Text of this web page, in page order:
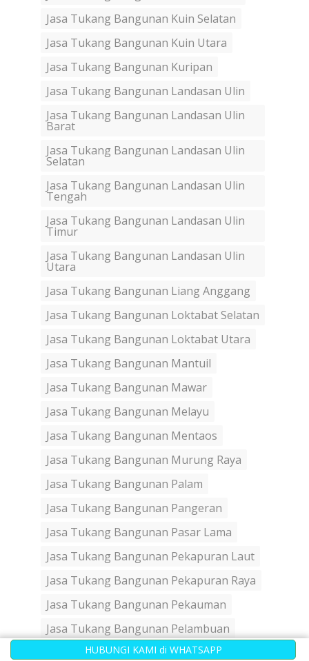
HUBUNGI KAMI di WHATSAPP
Jasa Tukang Bangunan Kuin Selatan
Jasa Tukang Bangunan Kuin Utara
Jasa Tukang Bangunan Kuripan
Jasa Tukang Bangunan Landasan Ulin
Jasa Tukang Bangunan Landasan Ulin
Barat
Jasa Tukang Bangunan Landasan Ulin
Selatan
Jasa Tukang Bangunan Landasan Ulin
Tengah
Jasa Tukang Bangunan Landasan Ulin
Timur
Jasa Tukang Bangunan Landasan Ulin
Utara
Jasa Tukang Bangunan Liang Anggang
Jasa Tukang Bangunan Loktabat Selatan
Jasa Tukang Bangunan Loktabat Utara
Jasa Tukang Bangunan Mantuil
Jasa Tukang Bangunan Mawar
Jasa Tukang Bangunan Melayu
Jasa Tukang Bangunan Mentaos
Jasa Tukang Bangunan Murung Raya
Jasa Tukang Bangunan Palam
Jasa Tukang Bangunan Pangeran
Jasa Tukang Bangunan Pasar Lama
Jasa Tukang Bangunan Pekapuran Laut
Jasa Tukang Bangunan Pekapuran Raya
Jasa Tukang Bangunan Pekauman
Jasa Tukang Bangunan Pelambuan
Jasa Tukang Bangunan Pemurus Baru